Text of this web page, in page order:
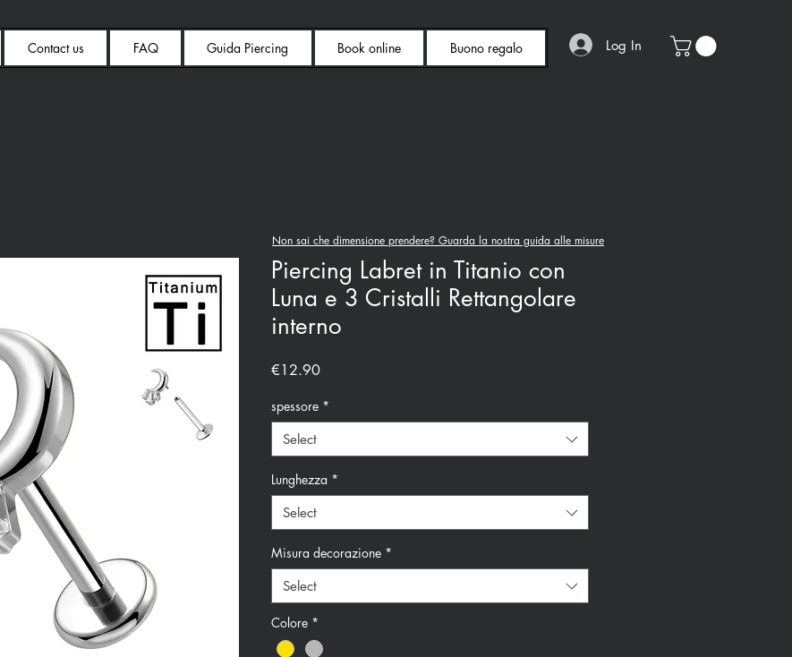
Log In
Contact us FAQ Guida Piercing Book online Buono regalo
Piercing Labret in Titanio con
Luna e 3 Cristalli Rettangolare
interno
€12.90Price
spessore *
Select
Lunghezza *
Select
Misura decorazione *
Select
Colore *
Non sai che dimensione prendere? Guarda la nostra guida alle misure